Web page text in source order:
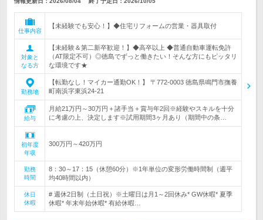
仕事内容
【未経験でも安心！】◆住宅リフォームの営業・器具取付
対象と
なる方
【未経験＆第二新卒歓迎！】◆高卒以上 ◆普通自動車運転免許
（AT限定不可）◎徳島でずっと働きたい！そんな方にもピッタリ
な環境です★
勤務地
【転勤なし！マイカー通勤OK！】 〒772-0003 徳島県鳴門市撫養
町南浜字東浜24-21
給与
月給21万円～30万円＋諸手当＋賞与年2回※経験やスキルを十分
に考慮の上、決定します※試用期間3ヶ月あり（期間中の条…
初年度
年収
300万円～420万円
勤務
時間
8：30～17：15（休憩60分）※1年単位の変形労働時間制（週平
均40時間以内）
休日
休暇
# 週休2日制（土日祝）※土曜日は月1～2回休み* GW休暇* 夏季
休暇* 年末年始休暇* 有給休暇…